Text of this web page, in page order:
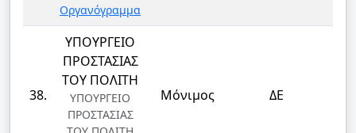
Οργανόγραμμα
38.
ΥΠΟΥΡΓΕΙΟ
ΠΡΟΣΤΑΣΙΑΣ
ΤΟΥ ΠΟΛΙΤΗ
ΥΠΟΥΡΓΕΙΟ
ΠΡΟΣΤΑΣΙΑΣ
Μόνιμος ΔΕ